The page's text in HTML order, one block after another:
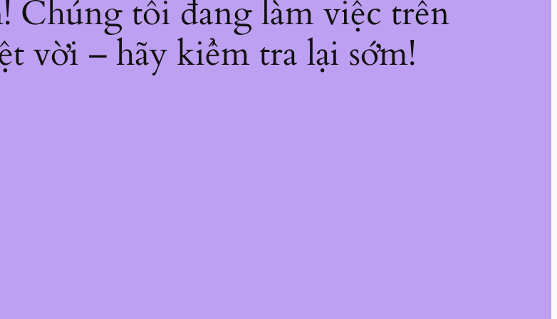
Chúng tôi đang làm việc trên
vời – hãy kiểm tra lại sớm!